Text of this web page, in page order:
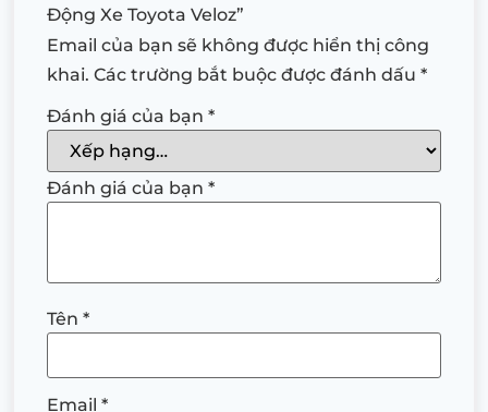
Động Xe Toyota Veloz”
Email của bạn sẽ không được hiển thị công
khai. Các trường bắt buộc được đánh dấu *
Đánh giá của bạn *
Đánh giá của bạn *
Tên *
Email *